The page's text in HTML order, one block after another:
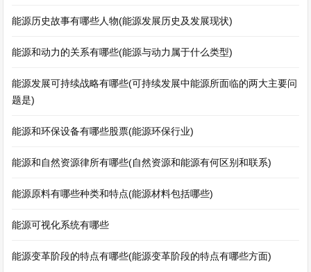
能源历史故事有哪些人物(能源发展历史及发展现状)
能源和动力的关系有哪些(能源与动力属于什么类型)
能源发展可持续战略有哪些(可持续发展中能源所面临的两大主要问
题是)
能源和环保设备有哪些股票(能源环保行业)
能源和自然资源律所有哪些(自然资源和能源有何区别和联系)
能源原料有哪些种类和特点(能源材料包括哪些)
能源可视化系统有哪些
能源变革阶段的特点有哪些(能源变革阶段的特点有哪些方面)